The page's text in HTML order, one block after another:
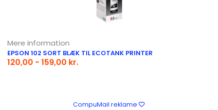
Mere information
EPSON 102 SORT BLÆK TIL ECOTANK PRINTER
120,00 - 159,00 kr.
CompuMail reklame